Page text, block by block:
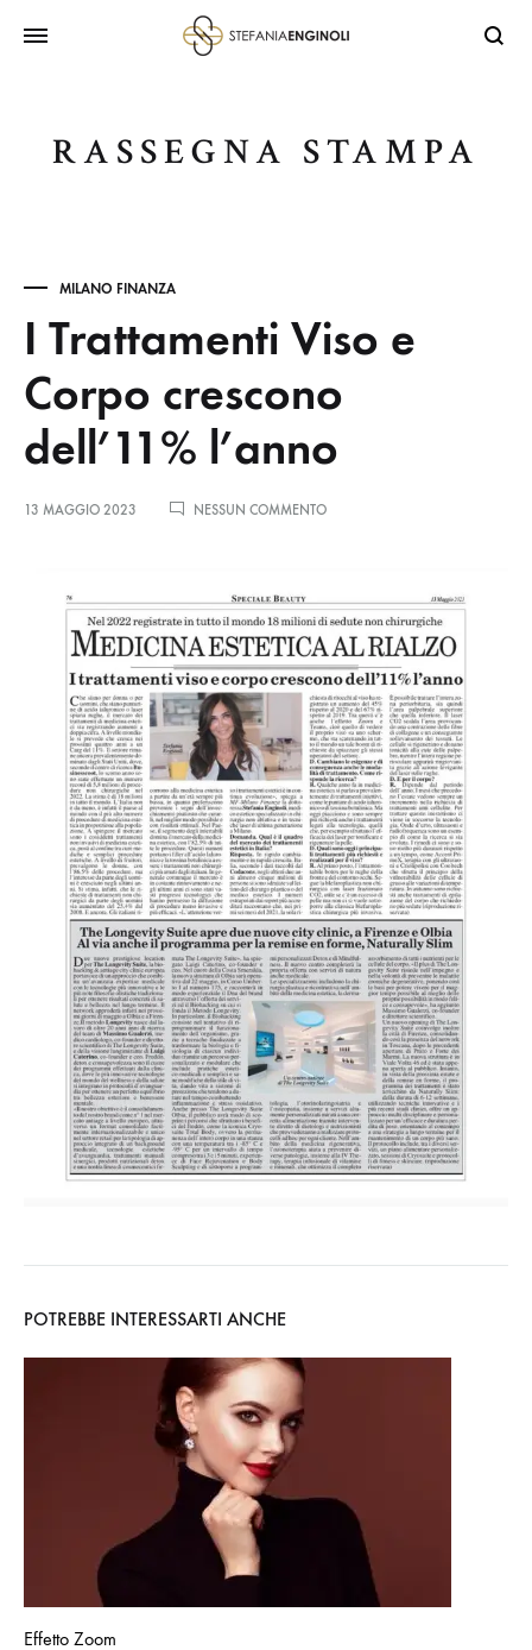
RASSEGNA STAMPA
MILANO FINANZA
I Trattamenti Viso e
Corpo crescono
dell’11% l’anno
13 MAGGIO 2023 NESSUN COMMENTO
POTREBBE INTERESSARTI ANCHE
Effetto Zoom